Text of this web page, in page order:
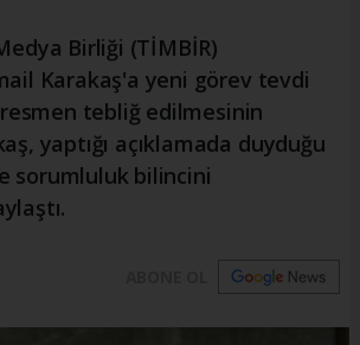
Birliği (TİMBİR)
Karakaş'a yeni görev tevdi
tebliğ edilmesinin
yaptığı açıklamada duyduğu
sorumluluk bilincini